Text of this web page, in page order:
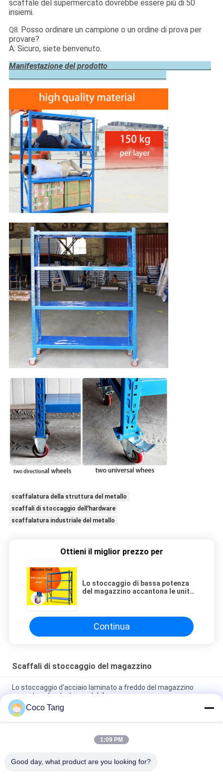
scaffale del supermercato dovrebbe essere più di 50
insiemi.
Q8. Posso ordinare un campione o un ordine di prova per
provare?
A: Sicuro, siete benvenuto.
Manifestazione del prodotto
scaffalatura della struttura del metallo
scaffali di stoccaggio dell'hardware
scaffalatura industriale del metallo
Ottieni il miglior prezzo per
Lo stoccaggio di bassa potenza
del magazzino accantona le unità
Continua
Scaffali di stoccaggio del magazzino
Lo stoccaggio d'acciaio laminato a freddo del magazzino
accantona lo strato regolabile
Gabbie accatastabili di stoccaggio del magazzino dello SGS di
ISO9001 ISO2015 con gli scaffali
Lo stoccaggio del magazzino di capacità elevata accantona
Coco Tang
1:09 PM
Good day, what product are you looking for?